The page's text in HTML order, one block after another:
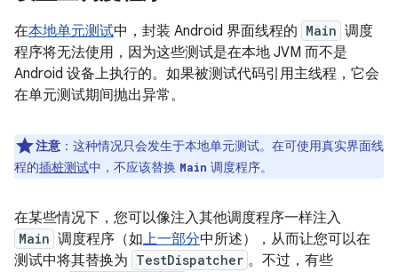
在本地单元测试中，封装 Android 界面线程的 Main 调度
程序将无法使用，因为这些测试是在本地 JVM 而不是
Android 设备上执行的。如果被测试代码引用主线程，它会
在单元测试期间抛出异常。
注意 ：这种情况只会发生于本地单元测试。在可使用真实界面线
程的插桩测试中，不应该替换 Main 调度程序。
在某些情况下，您可以像注入其他调度程序一样注入
Main 调度程序（如上一部分中所述），从而让您可以在
测试中将其替换为 TestDispatcher 。不过，有些